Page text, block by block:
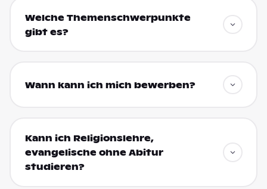
Welche Themenschwerpunkte
gibt es?
Wann kann ich mich bewerben?
Kann ich Religionslehre,
evangelische ohne Abitur
studieren?